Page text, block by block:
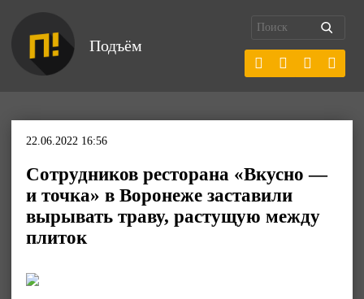
Подъём
22.06.2022 16:56
Сотрудников ресторана «Вкусно —
и точка» в Воронеже заставили
вырывать траву, растущую между
плиток